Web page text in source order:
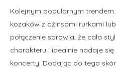
Kolejnym popularnym
kozaków z dżinsami rurkami
połączenie sprawia, że cała
charakteru i idealnie nadaje
koncerty. Dodając do tego